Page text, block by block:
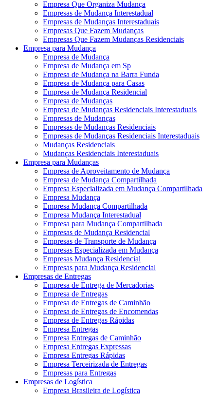
Empresa Que Organiza Mudança
Empresas de Mudança Interestadual
Empresas de Mudanças Interestaduais
Empresas Que Fazem Mudanças
Empresas Que Fazem Mudanças Residenciais
Empresa para Mudança
Empresa de Mudança
Empresa de Mudança em Sp
Empresa de Mudança na Barra Funda
Empresa de Mudança para Casas
Empresa de Mudança Residencial
Empresa de Mudanças
Empresa de Mudanças Residenciais Interestaduais
Empresas de Mudanças
Empresas de Mudanças Residenciais
Empresas de Mudanças Residenciais Interestaduais
Mudanças Residenciais
Mudanças Residenciais Interestaduais
Empresa para Mudanças
Empresa de Aproveitamento de Mudança
Empresa de Mudança Compartilhada
Empresa Especializada em Mudança Compartilhada
Empresa Mudança
Empresa Mudança Compartilhada
Empresa Mudança Interestadual
Empresa para Mudança Compartilhada
Empresas de Mudança Residencial
Empresas de Transporte de Mudança
Empresas Especializada em Mudança
Empresas Mudança Residencial
Empresas para Mudança Residencial
Empresas de Entregas
Empresa de Entrega de Mercadorias
Empresa de Entregas
Empresa de Entregas de Caminhão
Empresa de Entregas de Encomendas
Empresa de Entregas Rápidas
Empresa Entregas
Empresa Entregas de Caminhão
Empresa Entregas Expressas
Empresa Entregas Rápidas
Empresa Terceirizada de Entregas
Empresas para Entregas
Empresas de Logística
Empresa Brasileira de Logística